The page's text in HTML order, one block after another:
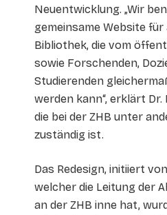
Neuentwicklung. „Wir
gemeinsame Website
Bibliothek, die vom
sowie Forschenden,
Studierenden
werden kann“, erklärt
die bei der ZHB unter
zuständig ist.
Das Redesign, initiiert
welcher die Leitung der
an der ZHB inne hat,